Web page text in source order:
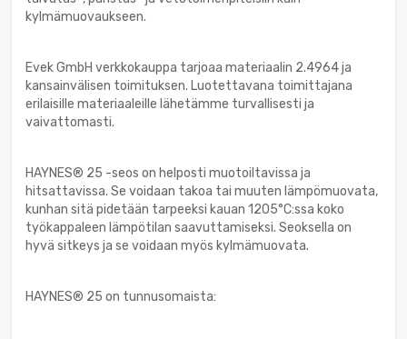
kylmämuovaukseen.
Evek GmbH verkkokauppa tarjoaa materiaalin 2.4964 ja
kansainvälisen toimituksen. Luotettavana toimittajana
erilaisille materiaaleille lähetämme turvallisesti ja
vaivattomasti.
HAYNES® 25 -seos on helposti muotoiltavissa ja
hitsattavissa. Se voidaan takoa tai muuten lämpömuovata,
kunhan sitä pidetään tarpeeksi kauan 1205°C:ssa koko
työkappaleen lämpötilan saavuttamiseksi. Seoksella on
hyvä sitkeys ja se voidaan myös kylmämuovata.
HAYNES® 25 on tunnusomaista: